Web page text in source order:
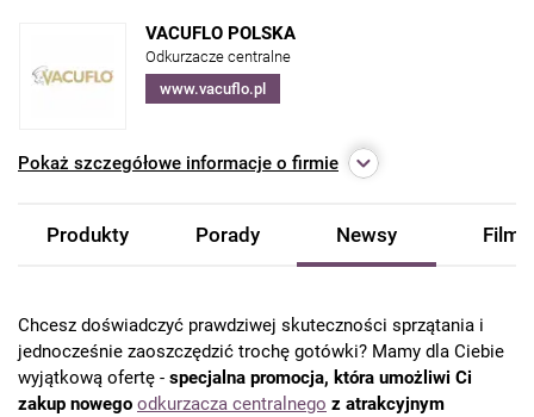
VACUFLO POLSKA
Odkurzacze centralne
www.vacuflo.pl
Pokaż szczegółowe informacje o firmie
Produkty Porady Newsy Filmy
Chcesz doświadczyć prawdziwej skuteczności sprzątania i
jednocześnie zaoszczędzić trochę gotówki? Mamy dla Ciebie
wyjątkową ofertę - specjalna promocja, która umożliwi Ci
zakup nowego odkurzacza centralnego z atrakcyjnym